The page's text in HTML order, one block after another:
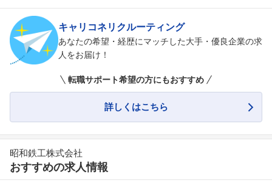
キャリコネリクルーティング
あなたの希望・経歴にマッチした大手・優良企業の求
人をお届け！
転職サポート希望の方にもおすすめ
詳しくはこちら
昭和鉄工株式会社
おすすめの求人情報